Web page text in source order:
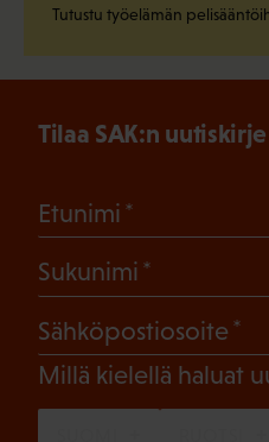
Tutustu työelämän
Tilaa SAK:n uutiskirje
Etunimi
Sukunimi
Sähköpostiosoite
Millä kielellä haluat